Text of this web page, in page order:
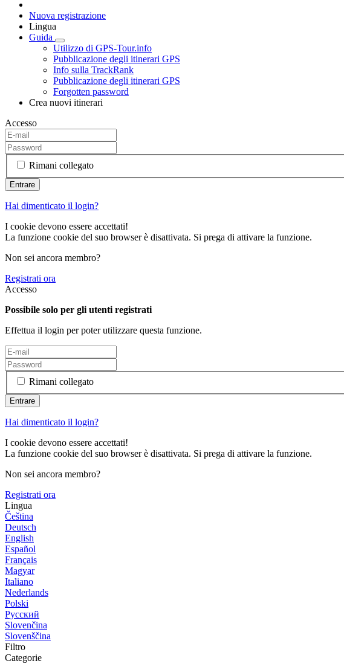
Nuova registrazione
Lingua
Guida
Utilizzo di GPS-Tour.info
Pubblicazione degli itinerari GPS
Info sulla TrackRank
Pubblicazione degli itinerari GPS
Forgotten password
Crea nuovi itinerari
Accesso
Rimani collegato
Hai dimenticato il login?
I cookie devono essere accettati!
La funzione cookie del suo browser è disattivata. Si prega di attivare la funzione.
Non sei ancora membro?
Registrati ora
Accesso
Possibile solo per gli utenti registrati
Effettua il login per poter utilizzare questa funzione.
Rimani collegato
Hai dimenticato il login?
I cookie devono essere accettati!
La funzione cookie del suo browser è disattivata. Si prega di attivare la funzione.
Non sei ancora membro?
Registrati ora
Lingua
Čeština
Deutsch
English
Español
Français
Magyar
Italiano
Nederlands
Polski
Русский
Slovenčina
Slovenščina
Filtro
Categorie